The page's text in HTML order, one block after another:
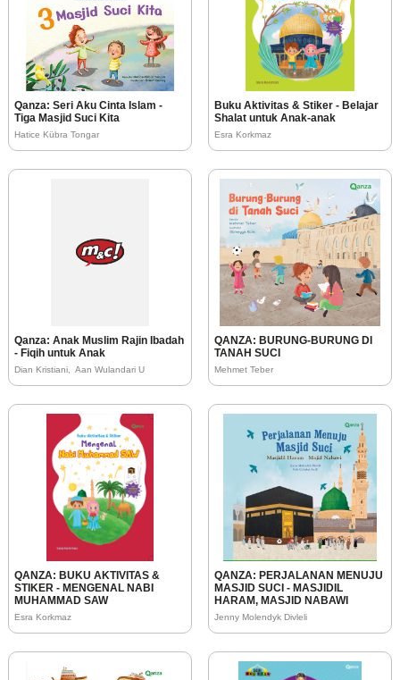
Qanza: Seri Aku Cinta Islam -
Tiga Masjid Suci Kita
Hatice Kübra Tongar
Buku Aktivitas & Stiker - Belajar
Shalat untuk Anak-anak
Esra Korkmaz
Qanza: Anak Muslim Rajin Ibadah
- Fiqih untuk Anak
Dian Kristiani Aan Wulandari U
QANZA: BURUNG-BURUNG DI
TANAH SUCI
Mehmet Teber
QANZA: BUKU AKTIVITAS &
STIKER - MENGENAL NABI
MUHAMMAD SAW
Esra Korkmaz
QANZA: PERJALANAN MENUJU
MASJID SUCI - MASJIDIL
HARAM, MASJID NABAWI
Jenny Molendyk Divleli